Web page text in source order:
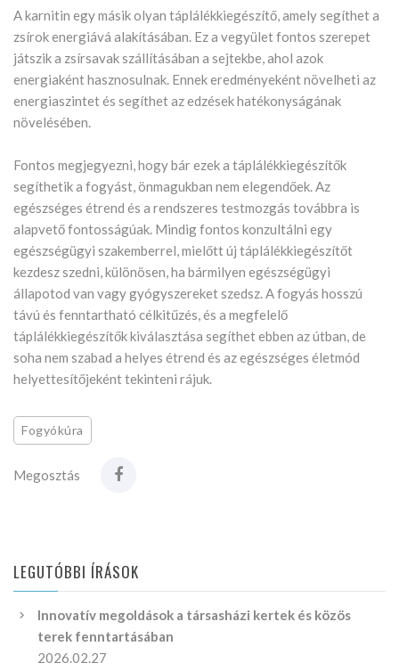
A karnitin egy másik olyan táplálékkiegészítő, amely segíthet a
zsírok energiává alakításában. Ez a vegyület fontos szerepet
játszik a zsírsavak szállításában a sejtekbe, ahol azok
energiaként hasznosulnak. Ennek eredményeként növelheti az
energiaszintet és segíthet az edzések hatékonyságának
növelésében.
Fontos megjegyezni, hogy bár ezek a táplálékkiegészítők
segíthetik a fogyást, önmagukban nem elegendőek. Az
egészséges étrend és a rendszeres testmozgás továbbra is
alapvető fontosságúak. Mindig fontos konzultálni egy
egészségügyi szakemberrel, mielőtt új táplálékkiegészítőt
kezdesz szedni, különösen, ha bármilyen egészségügyi
állapotod van vagy gyógyszereket szedsz. A fogyás hosszú
távú és fenntartható célkitűzés, és a megfelelő
táplálékkiegészítők kiválasztása segíthet ebben az útban, de
soha nem szabad a helyes étrend és az egészséges életmód
helyettesítőjeként tekinteni rájuk.
Fogyókúra
Megosztás
LEGUTÓBBI ÍRÁSOK
Innovatív megoldások a társasházi kertek és közös
terek fenntartásában
2026.02.27